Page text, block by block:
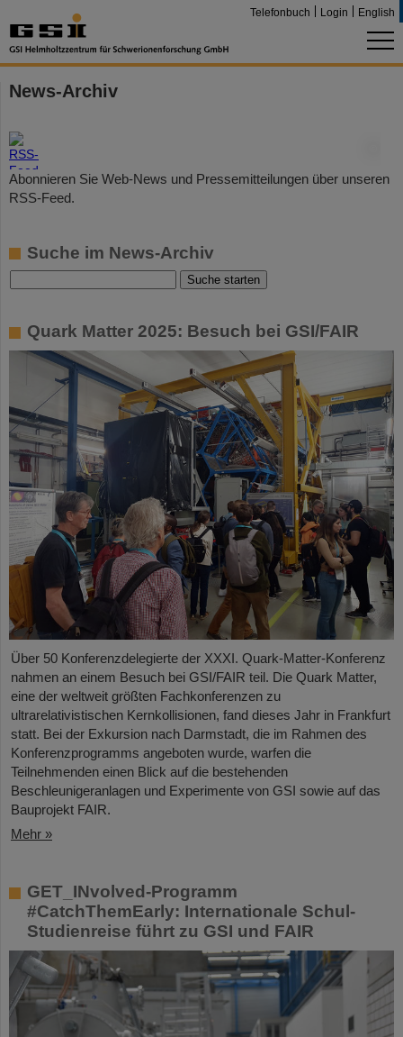
Telefonbuch Login English
News-Archiv
Abonnieren Sie Web-News und Pressemitteilungen über unseren
RSS-Feed.
Suche im News-Archiv
Quark Matter 2025: Besuch bei GSI/FAIR
Über 50 Konferenzdelegierte der XXXI. Quark-Matter-Konferenz
nahmen an einem Besuch bei GSI/FAIR teil. Die Quark Matter,
eine der weltweit größten Fachkonferenzen zu
ultrarelativistischen Kernkollisionen, fand dieses Jahr in Frankfurt
statt. Bei der Exkursion nach Darmstadt, die im Rahmen des
Konferenzprogramms angeboten wurde, warfen die
Teilnehmenden einen Blick auf die bestehenden
Beschleunigeranlagen und Experimente von GSI sowie auf das
Bauprojekt FAIR.
Mehr »
GET_INvolved-Programm
#CatchThemEarly: Internationale Schul-
Studienreise führt zu GSI und FAIR